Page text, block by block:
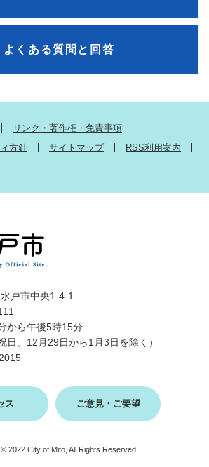
よくある質問と回答
リンク・著作権・免責事項
方針
サイトマップ
RSS利用案内
戸市中央1-4-1
から午後5時15分
日、12月29日から1月3日を除く）
ス ご意見・ご要望
2022 City of Mito, All Rights Reserved.